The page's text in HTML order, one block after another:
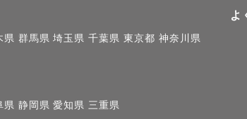
。
部に
とを
県 群馬県 埼玉県 千葉県 東京都 神奈川県
県 静岡県 愛知県 三重県
よ